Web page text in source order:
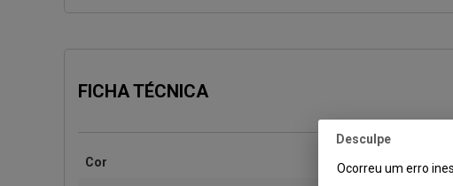
FICHA TÉCNICA
Cor
Desculpe
Ocorreu um erro